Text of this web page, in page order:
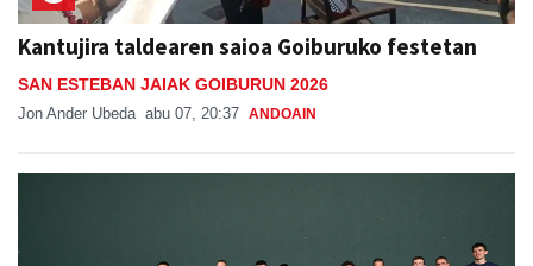
Kantujira taldearen saioa Goiburuko festetan
SAN ESTEBAN JAIAK GOIBURUN 2026
Jon Ander Ubeda abu 07, 20:37 ANDOAIN